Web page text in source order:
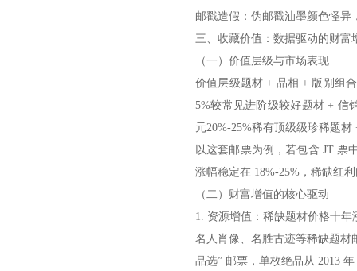
邮戳造假：伪邮戳油墨颜色怪
三、收藏价值：数据驱动的财富
（一）价值层级与市场表现
价值层级题材 + 品相 + 版别组
5%较常见进阶级较好题材 + 信
元20%-25%稀有顶级级珍稀题
以这套邮票为例，若包含 JT 票
涨幅稳定在 18%-25%，稀缺红
（二）财富增值的核心驱动
1. 资源增值：稀缺题材价格十年
名人肖像、名胜古迹等稀缺题材
品选” 邮票，单枚绝品从 2013